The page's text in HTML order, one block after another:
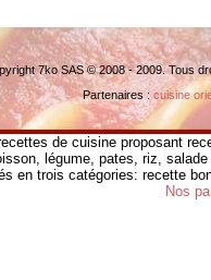
7ko SAS © 2008 - 2009. Tous
Partenaires :cuisine
de cuisine proposant
légume, pates, riz,
en trois catégories: recette
Nos